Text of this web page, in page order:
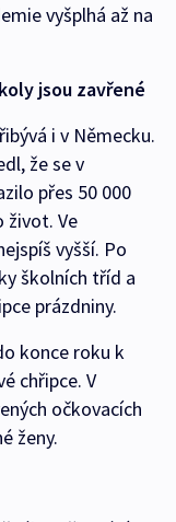
vyšplhá až na
jsou zavřené
i v Německu.
že se v
přes 50 000
život. Ve
vyšší. Po
školních tříd a
prázdniny.
konce roku k
chřipce. V
očkovacích
ženy.